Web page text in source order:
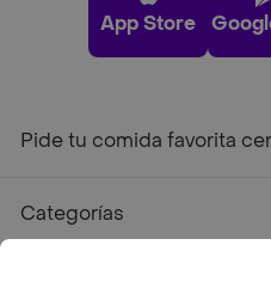
App Store
Pide tu comida favorita
Categorías